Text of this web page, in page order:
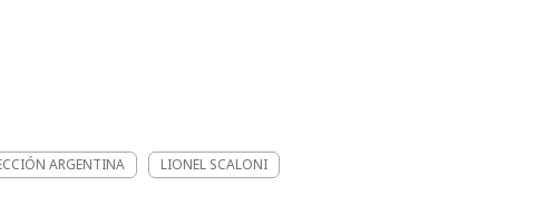
ARGENTINA LIONEL SCALONI